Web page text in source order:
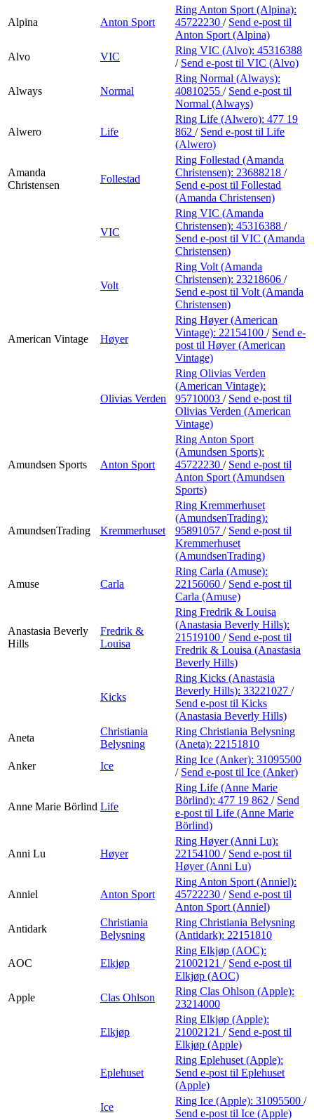
Alpina Anton Sport
Ring Anton Sport (Alpina):
45722230 / Send e-post til
Anton Sport (Alpina)
Alvo
VIC
Ring VIC (Alvo): 45316388
/ Send e-post til VIC (Alvo)
Always Normal
Ring Normal (Always):
40810255 / Send e-post til
Normal (Always)
Alwero Life
Ring Life (Alwero): 477 19
862 / Send e-post til Life
(Alwero)
Amanda
Christensen
Follestad
Ring Follestad (Amanda
Christensen): 23688218 /
Send e-post til Follestad
(Amanda Christensen)
VIC
Ring VIC (Amanda
Christensen): 45316388 /
Send e-post til VIC (Amanda
Christensen)
Volt
Ring Volt (Amanda
Christensen): 23218606 /
Send e-post til Volt (Amanda
Christensen)
American Vintage Høyer
Ring Høyer (American
Vintage): 22154100 / Send e-
post til Høyer (American
Vintage)
Olivias Verden
Ring Olivias Verden
(American Vintage):
95710003 / Send e-post til
Olivias Verden (American
Vintage)
Amundsen Sports Anton Sport
Ring Anton Sport
(Amundsen Sports):
45722230 / Send e-post til
Anton Sport (Amundsen
Sports)
AmundsenTrading Kremmerhuset
Ring Kremmerhuset
(AmundsenTrading):
95891057 / Send e-post til
Kremmerhuset
(AmundsenTrading)
Amuse Carla
Ring Carla (Amuse):
22156060 / Send e-post til
Carla (Amuse)
Anastasia Beverly
Hills
Fredrik &
Louisa
Ring Fredrik & Louisa
(Anastasia Beverly Hills):
21519100 / Send e-post til
Fredrik & Louisa (Anastasia
Beverly Hills)
Kicks
Ring Kicks (Anastasia
Beverly Hills): 33221027 /
Send e-post til Kicks
(Anastasia Beverly Hills)
Aneta
Christiania
Belysning
Ring Christiania Belysning
(Aneta): 22151810
Anker
Ice
Ring Ice (Anker): 31095500
/ Send e-post til Ice (Anker)
Anne Marie Börlind Life
Ring Life (Anne Marie
Börlind): 477 19 862 / Send
e-post til Life (Anne Marie
Börlind)
Anni Lu Høyer
Ring Høyer (Anni Lu):
22154100 / Send e-post til
Høyer (Anni Lu)
Anniel Anton Sport
Ring Anton Sport (Anniel):
45722230 / Send e-post til
Anton Sport (Anniel)
Antidark
Christiania
Belysning
Ring Christiania Belysning
(Antidark): 22151810
AOC Elkjøp
Ring Elkjøp (AOC):
21002121 / Send e-post til
Elkjøp (AOC)
Apple
Clas Ohlson
Ring Clas Ohlson (Apple):
23214000
Elkjøp
Ring Elkjøp (Apple):
21002121 / Send e-post til
Elkjøp (Apple)
Eplehuset
Ring Eplehuset (Apple):
Send e-post til Eplehuset
(Apple)
Ice
Ring Ice (Apple): 31095500 /
Send e-post til Ice (Apple)